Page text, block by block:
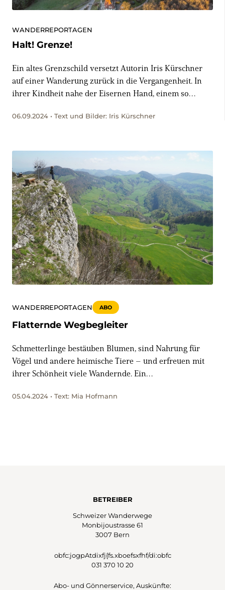
WANDERREPORTAGEN
Halt! Grenze!
Ein altes Grenzschild versetzt Autorin Iris Kürschner
auf einer Wanderung zurück in die Vergangenheit. In
ihrer Kindheit nahe der Eisernen Hand, einem so
von den tragischen Ereignissen, die sich hier im
06.09.2024 • Text und Bilder: Iris Kürschner
WANDERREPORTAGEN ABO
Flatternde Wegbegleiter
Schmetterlinge bestäuben Blumen, sind Nahrung für
Vögel und andere heimische Tiere – und erfreuen mit
ihrer Schönheit viele Wandernde. Ein
will Tagfalter gezielt fördern.
05.04.2024 • Text: Mia Hofmann
BETREIBER
Schweizer Wanderwege
Monbijoustrasse 61
3007 Bern
obfc:jogpAtdixfj{fs.xboefsxfhf/di:obfc
031 370 10 20
Abo- und Gönnerservice, Auskünfte: